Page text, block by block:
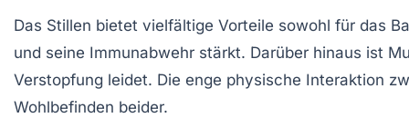
Das Stillen bietet vielfältige Vorteile sowohl für das
und seine Immunabwehr stärkt. Darüber hinaus ist
Verstopfung leidet. Die enge physische Interaktion
Wohlbefinden beider.